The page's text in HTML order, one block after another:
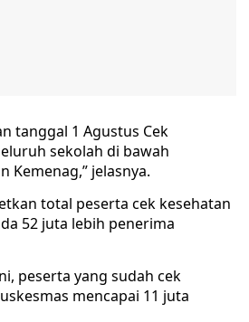
tanggal 1 Agustus Cek
sekolah di bawah
Kemenag,” jelasnya.
total peserta cek kesehatan
52 juta lebih penerima
peserta yang sudah cek
mencapai 11 juta